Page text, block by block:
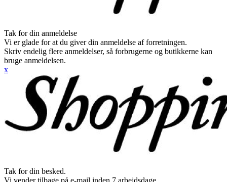
Tak for din anmeldelse
Vi er glade for at du giver din anmeldelse af forretningen.
Skriv endelig flere anmeldelser, så forbrugerne og butikkerne kan
bruge anmeldelsen.
x
Tak for din besked.
Vi vender tilbage på e-mail inden 7 arbejdsdage.